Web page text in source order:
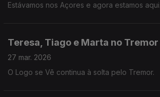
Estávamos nos Açores e agora estamos aqui.
Teresa, Tiago e Marta no Tremor
27 mar. 2026
O Logo se Vê continua à solta pelo Tremor.